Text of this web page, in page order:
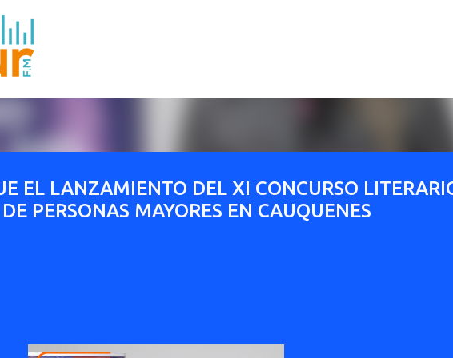
EL LANZAMIENTO DEL XI CONCURSO
PERSONAS MAYORES EN CAUQUENES